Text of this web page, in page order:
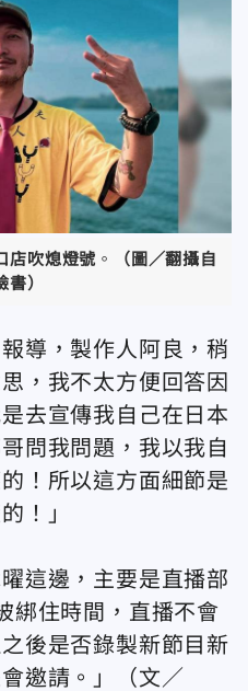
店吹熄燈號 。
（圖／翻攝自
書）
導，製作人阿良，稍
，我不太方便回答因
去宣傳我自己在日本
問我問題，我以我自
！所以這方面細節是
！」
這邊，主要是直播部
綁住時間，直播不會
後是否錄製新節目新
邀請。」（文／